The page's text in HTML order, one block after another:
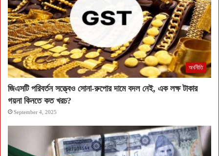
অর্থনীতি
জিএসটি পরিবর্তন সত্ত্বেও সোনা-রুপোর দামে বদল নেই, এক লক্ষ টাকার
গয়না কিনতে কত খরচ?
September 4, 2025